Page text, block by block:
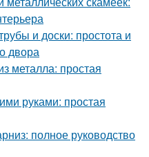
и доски: простота и
двора
металла: простая
руками: простая
полное руководство